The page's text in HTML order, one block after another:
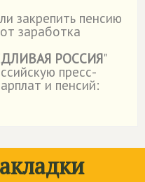
закрепить пенсию
заработка
РОССИЯ"
пресс-
и пенсий: